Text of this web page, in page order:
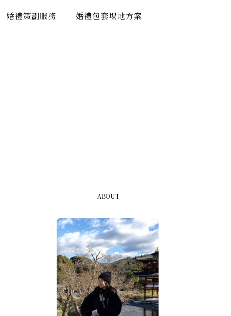
婚禮策劃服務 婚禮包套場地方案
ABOUT